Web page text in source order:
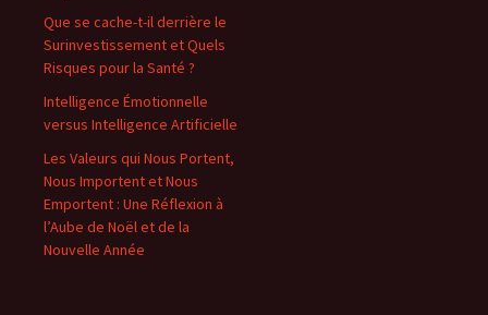
Que se cache-t-il derrière le
Surinvestissement et Quels
Risques pour la Santé ?
Intelligence Émotionnelle
versus Intelligence Artificielle
Les Valeurs qui Nous Portent,
Nous Importent et Nous
Emportent : Une Réflexion à
l’Aube de Noël et de la
Nouvelle Année